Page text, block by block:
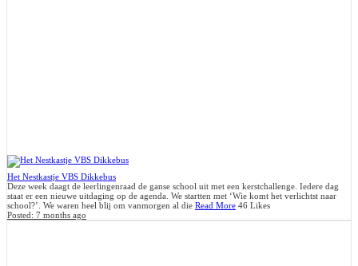
Het Nestkastje VBS Dikkebus
Deze week daagt de leerlingenraad de ganse school uit met een kerstchallenge. Iedere dag
staat er een nieuwe uitdaging op de agenda. We startten met ‘Wie komt het verlichtst naar
school?’. We waren heel blij om vanmorgen al die Read More 46 Likes
Posted: 7 months ago